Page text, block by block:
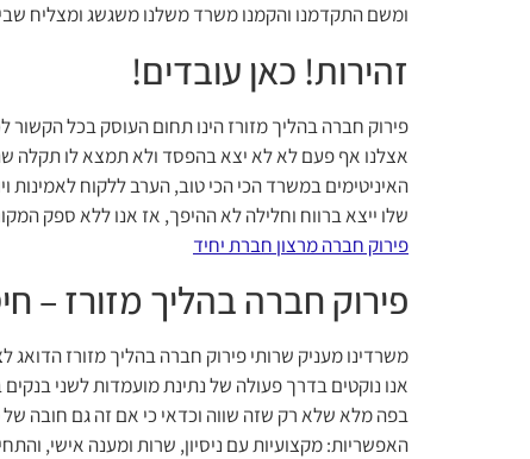
ומשם התקדמנו והקמנו משרד משלנו משגשג ומצליח
זהירות! כאן עובדים!
פירוק חברה בהליך מזורז הינו תחום העוסק בכל
אצלנו אף פעם לא לא יצא בהפסד ולא תמצא לו תקלה
האיניטימים במשרד הכי הכי טוב, הערב ללקוח
שלו ייצא ברווח וחלילה לא ההיפך, אז אנו ללא ספק
פירוק חברה מרצון חברת יחיד
פירוק חברה בהליך מזורז –
משרדינו מעניק שרותי פירוק חברה בהליך מזורז הדואג
אנו נוקטים בדרך פעולה של נתינת מועמדות לשני
בפה מלא שלא רק שזה שווה וכדאי כי אם זה גם חובה
האפשריות: מקצועיות עם ניסיון, שרות ומענה אישי,